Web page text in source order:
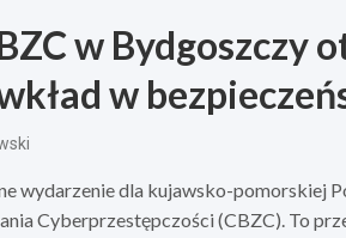
w Bydgoszczy
w
wydarzenie dla kujawsko-pomorskiej
Cyberprzestępczości (CBZC). To